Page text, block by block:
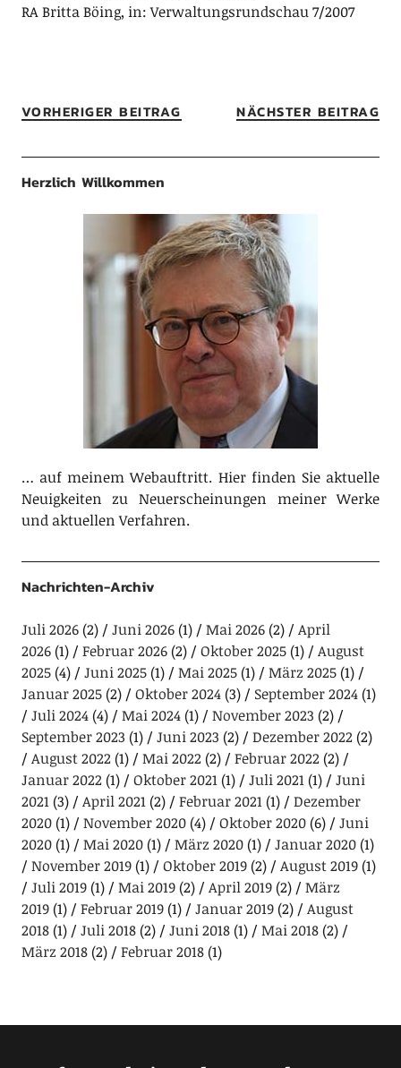
RA Britta Böing, in: Verwaltungsrundschau 7/2007
VORHERIGER BEITRAG NÄCHSTER BEITRAG
Herzlich Willkommen
… auf meinem Webauftritt. Hier finden Sie aktuelle
Neuigkeiten zu Neuerscheinungen meiner Werke
und aktuellen Verfahren.
Nachrichten-Archiv
Juli 2026(2) Juni 2026(1) Mai 2026(2)
April
2026(1) Februar 2026(2) Oktober 2025(1)
August
2025(4) Juni 2025(1) Mai 2025(1) März 2025(1)
Januar 2025(2) Oktober 2024(3) September 2024(1)
Juli 2024(4) Mai 2024(1) November 2023 (2)
September 2023 (1) Juni 2023 (2) Dezember 2022(2)
August 2022(1) Mai 2022(2) Februar 2022(2)
Januar 2022(1) Oktober 2021(1) Juli 2021(1)
Juni
2021(3) April 2021(2) Februar 2021(1)
Dezember
2020(1) November 2020(4) Oktober 2020(6)
Juni
2020(1) Mai 2020(1) März 2020(1) Januar 2020(1)
November 2019(1) Oktober 2019(2) August 2019(1)
Juli 2019(1) Mai 2019(2) April 2019(2)
März
2019(1) Februar 2019(1) Januar 2019(2)
August
2018(1) Juli 2018(2) Juni 2018(1) Mai 2018(2)
März 2018(2) Februar 2018(1)